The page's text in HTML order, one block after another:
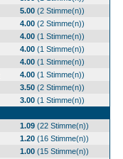
5.00 (2 Stimme(n))
4.00 (2 Stimme(n))
4.00 (1 Stimme(n))
4.00 (1 Stimme(n))
4.00 (1 Stimme(n))
4.00 (1 Stimme(n))
3.50 (2 Stimme(n))
3.00 (1 Stimme(n))
1.09 (22 Stimme(n))
1.20 (16 Stimme(n))
1.00 (15 Stimme(n))